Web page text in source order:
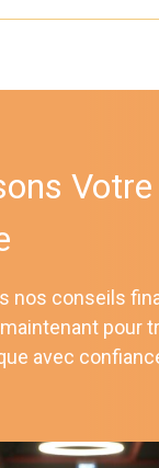
nos conseils
pour
avec